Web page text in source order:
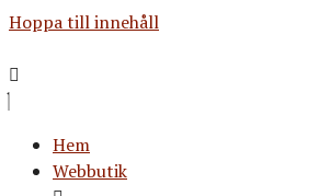
Hoppa till innehåll
Hem
Webbutik